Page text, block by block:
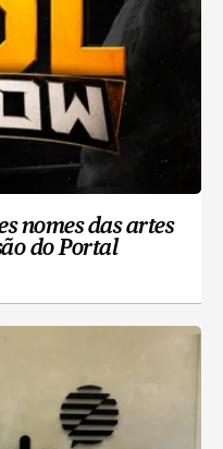
nomes das artes
do Portal